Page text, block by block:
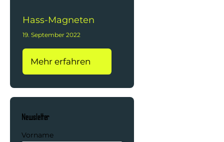
Hass-Magneten
19. September 2022
Mehr erfahren
Newsletter
Vorname